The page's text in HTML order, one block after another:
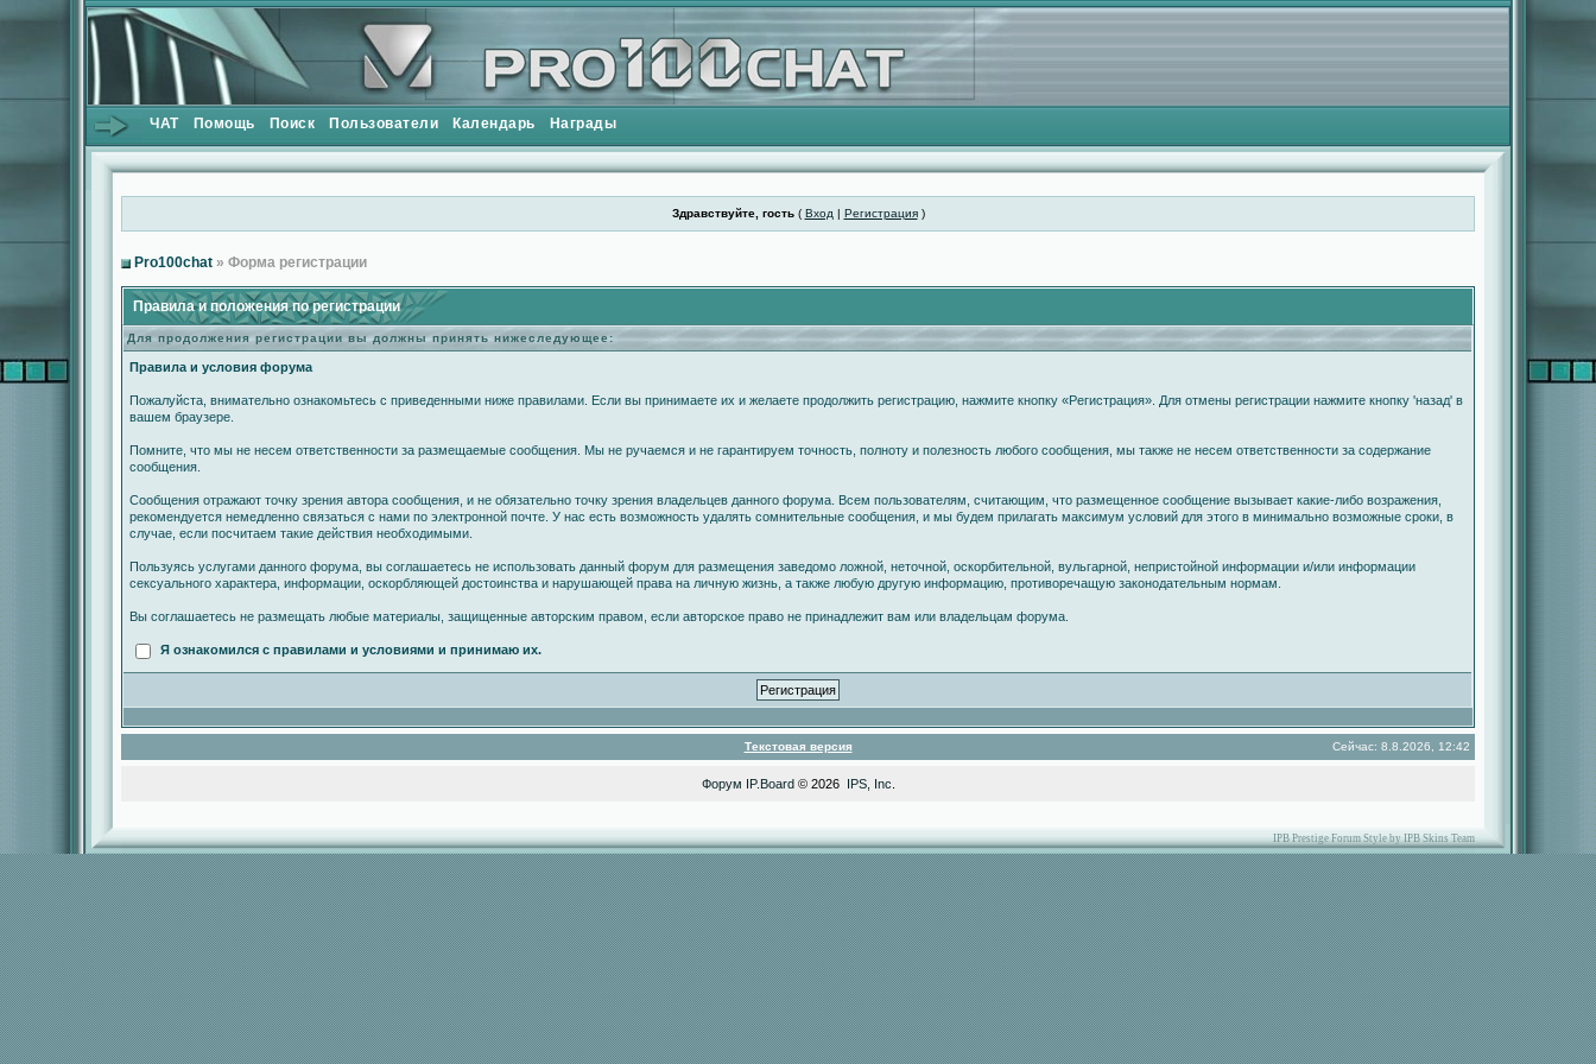
ЧАТ Помощь Поиск Пользователи Календарь Награды
Здравствуйте, гость( Вход | Регистрация)
Pro100chat » Форма регистрации
Правила и положения по регистрации
Для продолжения регистрации вы должны принять нижеследующее:
Правила и условия форума
Пожалуйста, внимательно ознакомьтесь с приведенными ниже правилами. Если вы принимаете их и желаете продолжить регистрацию, нажмите кнопку «Регистрация». Для отмены регистрации нажмите кнопку 'назад' в
вашем браузере.
Помните, что мы не несем ответственности за размещаемые сообщения. Мы не ручаемся и не гарантируем точность, полноту и полезность любого сообщения, мы также не несем ответственности за содержание
сообщения.
Сообщения отражают точку зрения автора сообщения, и не обязательно точку зрения владельцев данного форума. Всем пользователям, считающим, что размещенное сообщение вызывает какие-либо возражения,
рекомендуется немедленно связаться с нами по электронной почте. У нас есть возможность удалять сомнительные сообщения, и мы будем прилагать максимум условий для этого в минимально возможные сроки, в
случае, если посчитаем такие действия необходимыми.
Пользуясь услугами данного форума, вы соглашаетесь не использовать данный форум для размещения заведомо ложной, неточной, оскорбительной, вульгарной, непристойной информации и/или информации
сексуального характера, информации, оскорбляющей достоинства и нарушающей права на личную жизнь, а также любую другую информацию, противоречащую законодательным нормам.
Вы соглашаетесь не размещать любые материалы, защищенные авторским правом, если авторское право не принадлежит вам или владельцам форума.
Я ознакомился с правилами и условиями и принимаю их.
Текстовая версия Сейчас: 8.8.2026, 12:42
Форум IP.Board© 2026 IPS, Inc
IPB Prestige Forum Style by IPB Skins Team